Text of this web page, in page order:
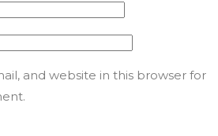
and website in this browser for